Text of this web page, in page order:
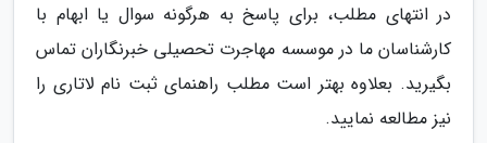
در انتهای مطلب، برای پاسخ به هرگونه سوال یا ابهام با
کارشناسان ما در موسسه مهاجرت تحصیلی خبرنگاران تماس
بگیرید. بعلاوه بهتر است مطلب راهنمای ثبت نام لاتاری را
نیز مطالعه نمایید.